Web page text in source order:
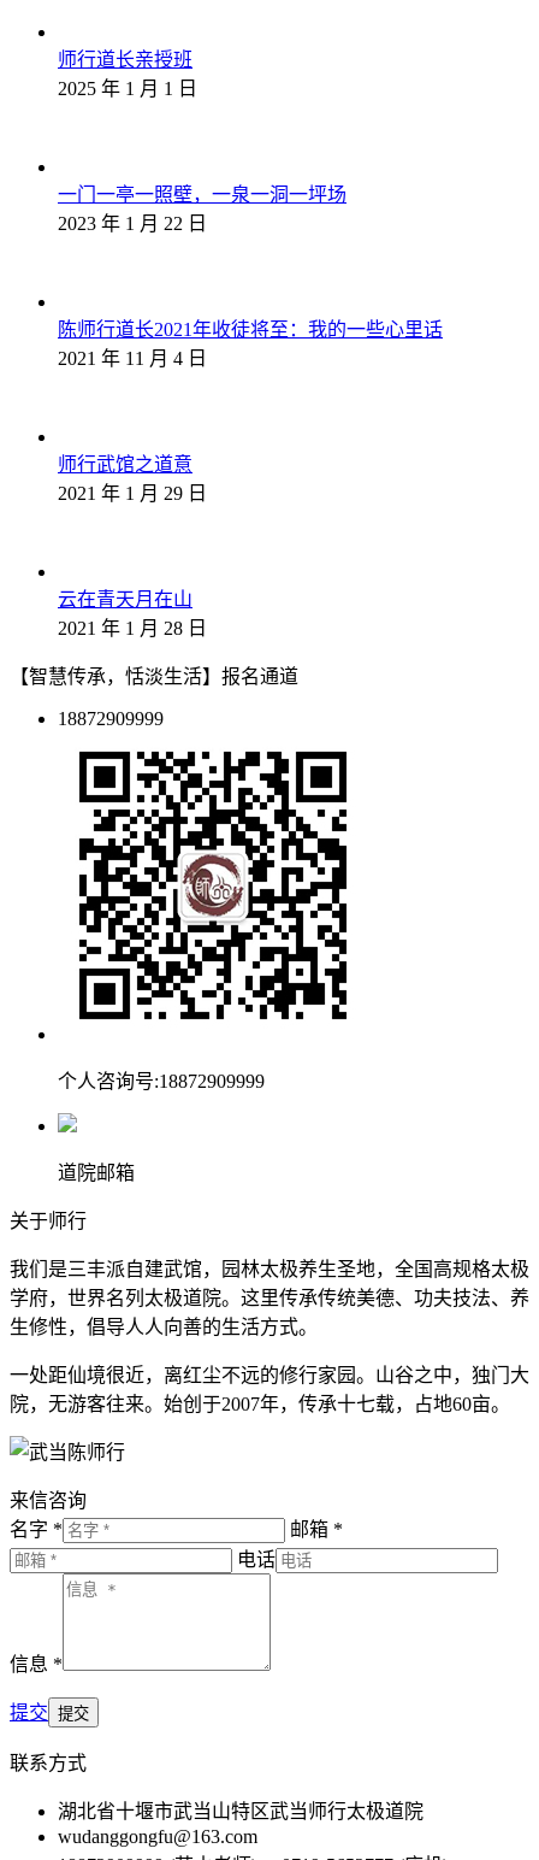
师行道长亲授班
2025 年 1 月 1 日
一门一亭一照壁，一泉一洞一坪场
2023 年 1 月 22 日
陈师行道长2021年收徒将至：我的一些心里话
2021 年 11 月 4 日
师行武馆之道意
2021 年 1 月 29 日
云在青天月在山
2021 年 1 月 28 日
【智慧传承，恬淡生活】报名通道
18872909999
个人咨询号:18872909999
道院邮箱
关于师行
我们是三丰派自建武馆，园林太极养生圣地，全国高规格太极
学府，世界名列太极道院。这里传承传统美德、功夫技法、养
生修性，倡导人人向善的生活方式。
一处距仙境很近，离红尘不远的修行家园。山谷之中，独门大
院，无游客往来。始创于2007年，传承十七载，占地60亩。
来信咨询
名字 *
邮箱 *
电话
信息 *
提交
联系方式
湖北省十堰市武当山特区武当师行太极道院
wudanggongfu@163.com